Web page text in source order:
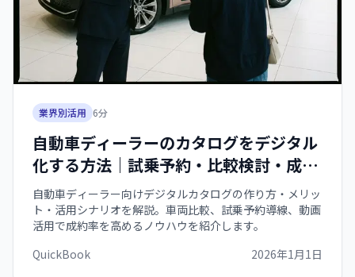
業界別活用 6分
自動車ディーラーのカタログをデジタル
化する方法｜試乗予約・比較検討・成約
率アップの秘訣【2026年版】
自動車ディーラー向けデジタルカタログの作り方・メリッ
ト・活用シナリオを解説。車両比較、試乗予約導線、動画
活用で成約率を高めるノウハウを紹介します。
QuickBook
2026年1月1日